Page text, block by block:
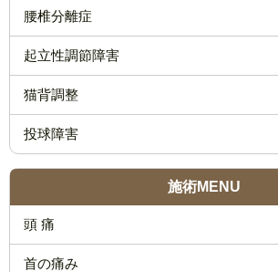
腰椎分離症
起立性調節障害
猫背調整
投球障害
施術MENU
頭 痛
首の痛み